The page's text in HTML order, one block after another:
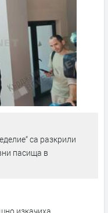
са разкрили
пасища в